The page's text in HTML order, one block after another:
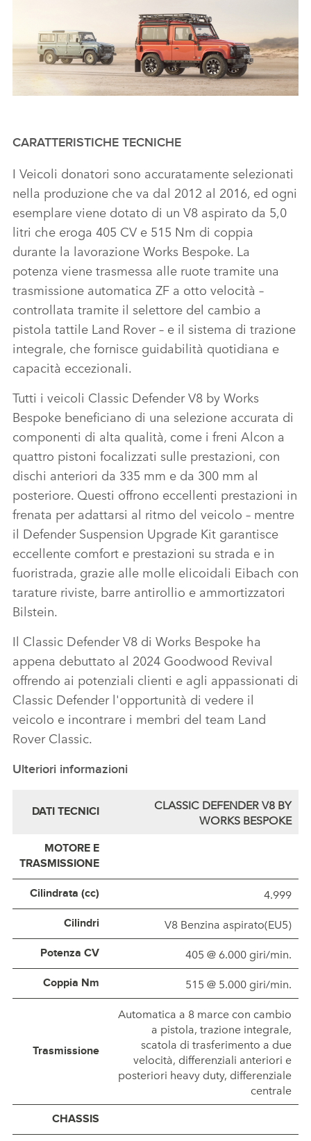
X
CARATTERISTICHE TECNICHE
I Veicoli donatori sono accuratamente selezionati
nella produzione che va dal 2012 al 2016, ed ogni
esemplare viene dotato di un V8 aspirato da 5,0
litri che eroga 405 CV e 515 Nm di coppia
durante la lavorazione Works Bespoke. La
potenza viene trasmessa alle ruote tramite una
trasmissione automatica ZF a otto velocità –
controllata tramite il selettore del cambio a
pistola tattile Land Rover – e il sistema di trazione
integrale, che fornisce guidabilità quotidiana e
capacità eccezionali.
Tutti i veicoli Classic Defender V8 by Works
Bespoke beneficiano di una selezione accurata di
componenti di alta qualità, come i freni Alcon a
quattro pistoni focalizzati sulle prestazioni, con
dischi anteriori da 335 mm e da 300 mm al
posteriore. Questi offrono eccellenti prestazioni in
frenata per adattarsi al ritmo del veicolo – mentre
il Defender Suspension Upgrade Kit garantisce
eccellente comfort e prestazioni su strada e in
fuoristrada, grazie alle molle elicoidali Eibach con
tarature riviste, barre antirollio e ammortizzatori
Bilstein.
Il Classic Defender V8 di Works Bespoke ha
appena debuttato al 2024 Goodwood Revival
offrendo ai potenziali clienti e agli appassionati di
Classic Defender l'opportunità di vedere il
veicolo e incontrare i membri del team Land
Rover Classic.
Ulteriori informazioni
DATI TECNICI
CLASSIC DEFENDER V8 BY
WORKS BESPOKE
MOTORE E
TRASMISSIONE
Cilindrata (cc) 4.999
Cilindri V8 Benzina aspirato(EU5)
Potenza CV 405 @ 6.000 giri/min.
Coppia Nm 515 @ 5.000 giri/min.
Trasmissione
Automatica a 8 marce con cambio
a pistola, trazione integrale,
scatola di trasferimento a due
velocità, differenziali anteriori e
posteriori heavy duty, differenziale
centrale
CHASSIS